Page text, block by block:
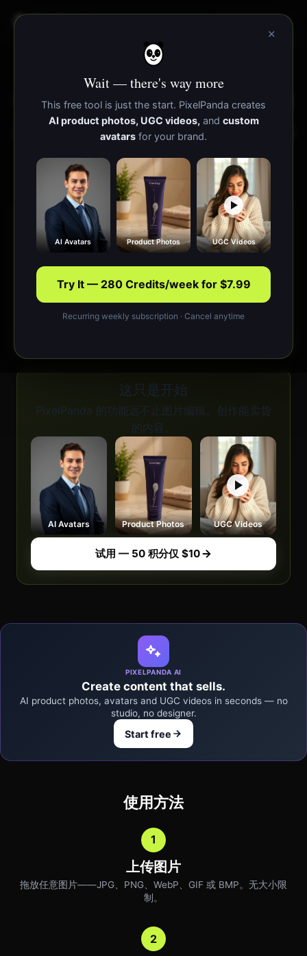
免费在线旋转图片
⭐ Trusted by 13,000+creators·85,000+images generated
将图片旋转 90°、180°、270° 或任意自定义角度。免费图
在浏览器中运行——图片不会离开你的设备
JPG、PNG、WebP、GIF、BMP · 无大小限制
这只是开始
PixelPanda 的功能远不止图片编辑。创作能卖货
的内容。
AI Avatars Product Photos UGC Videos
试用 — 50 积分仅 $10
PIXELPANDA AI
Create content that sells.
AI product photos, avatars and UGC videos in seconds — no
studio, no designer.
Start free
使用方法
1
上传图片
拖放任意图片——JPG、PNG、WebP、GIF 或 BMP。无大小限
制。
2
×
Wait — there's way more
This free tool is just the start. PixelPanda creates
AI product photos, UGC videos, and custom
avatars for your brand.
AI Avatars Product Photos UGC Videos
Try It — 280 Credits/week for $7.99
Recurring weekly subscription · Cancel anytime